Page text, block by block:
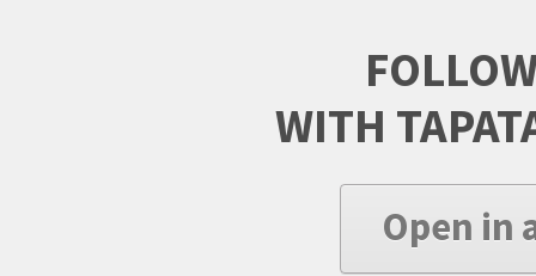
WITH
Open in